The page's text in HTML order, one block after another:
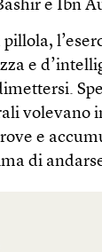
e Ibn
e
volevano
e
di